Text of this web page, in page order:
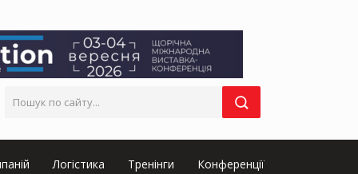
Логістика Тренінги Конференції